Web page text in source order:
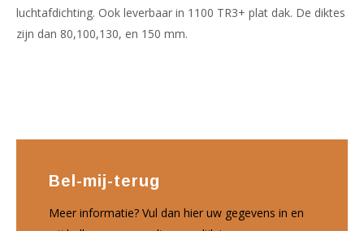
luchtafdichting. Ook leverbaar in 1100 TR3+ plat dak. De diktes
zijn dan 80,100,130, en 150 mm.
Bel-mij-terug
Meer informatie? Vul dan hier uw gegevens in en